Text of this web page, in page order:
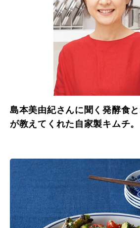
島本美由紀さんに聞く発酵食
が教えてくれた自家製キムチ